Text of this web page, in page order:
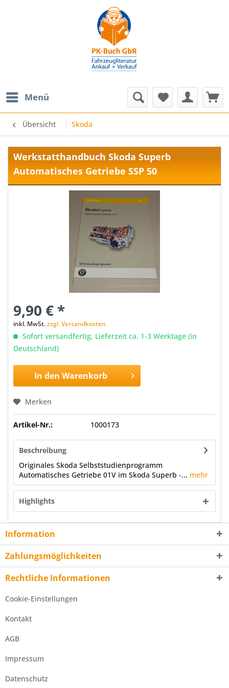
Menü
Übersicht Skoda
Werkstatthandbuch Skoda Superb
Automatisches Getriebe SSP 50
9,90 € *
inkl. MwSt.zzgl. Versandkosten
Sofort versandfertig, Lieferzeit ca. 1-3 Werktage (in
Deutschland)
In den Warenkorb
Merken
Artikel-Nr.: 1000173
Beschreibung
Originales Skoda Selbststudienprogramm
Automatisches Getriebe 01V im Skoda Superb -... mehr
Highlights
Information
Zahlungsmöglichkeiten
Rechtliche Informationen
Cookie-Einstellungen
Kontakt
AGB
Impressum
Datenschutz